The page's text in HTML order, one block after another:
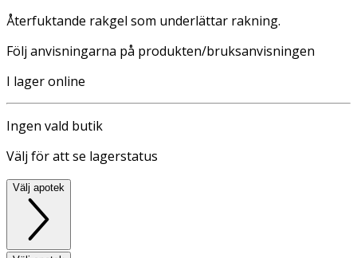
Återfuktande rakgel som underlättar rakning.
Följ anvisningarna på produkten/bruksanvisningen
I lager online
Ingen vald butik
Välj för att se lagerstatus
Välj apotek